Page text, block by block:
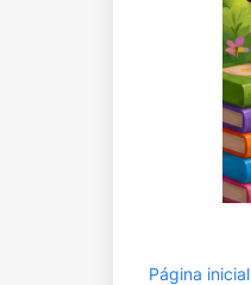
Página inicial